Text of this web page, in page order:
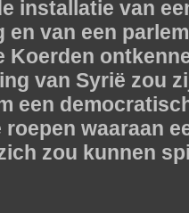
installatie van
en van een
Koerden
van Syrië zou
een
waaraan
zou kunnen